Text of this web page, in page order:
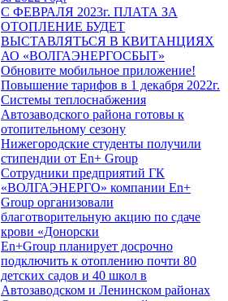
С ФЕВРАЛЯ 2023г. ПЛАТА ЗА
ОТОПЛЕНИЕ БУДЕТ
ВЫСТАВЛЯТЬСЯ В КВИТАНЦИЯХ
АО «ВОЛГАЭНЕРГОСБЫТ»
Обновите мобильное приложение!
Повышение тарифов в 1 декабря 2022г.
Системы теплоснабжения
Автозаводского района готовы к
отопительному сезону
Нижегородские студенты получили
стипендии от En+ Group
Сотрудники предприятий ГК
«ВОЛГАЭНЕРГО» компании En+
Group организовали
благотворительную акцию по сдаче
крови «Донорски
En+Group планирует досрочно
подключить к отоплению почти 80
детских садов и 40 школ в
Автозаводском и Ленинском районах